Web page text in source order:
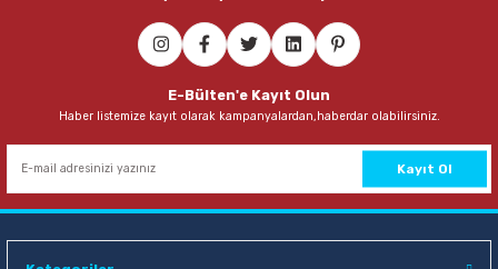
Faber Castell 12 Renk Küçük Boy Suluboya
149,00 TL
Sepete Ekle
E-Bülten'e Kayıt Olun
Haber listemize kayıt olarak kampanyalardan,haberdar olabilirsiniz.
Kayıt Ol